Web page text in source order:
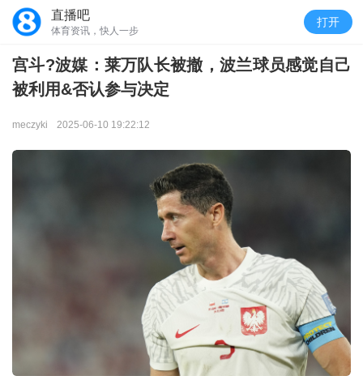
直播吧
体育资讯，快人一步
打开
宫斗?波媒：莱万队长被撤，波兰球员感觉自己
被利用&否认参与决定
meczyki 2025-06-10 19:22:12